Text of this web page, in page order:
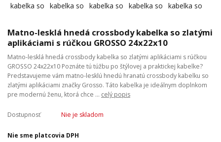
Matno-lesklá hnedá crossbody kabelka so zlatými
aplikáciami s rúčkou GROSSO 24x22x10
Matno-lesklá hnedá crossbody kabelka so zlatými aplikáciami s rúčkou
GROSSO 24x22x10 Poznáte tú túžbu po štýlovej a praktickej kabelke?
Predstavujeme vám matno-lesklú hnedú hranatú crossbody kabelku so
zlatými aplikáciami značky Grosso. Táto kabelka je ideálnym doplnkom
pre modernú ženu, ktorá chce ... celý popis
Dostupnosť Nie je skladom
Nie sme platcovia DPH